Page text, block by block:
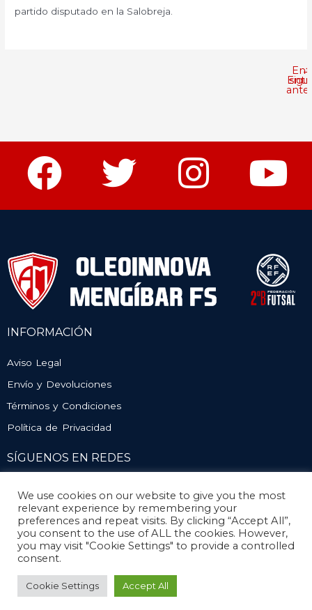
partido disputado en la Salobreja.
←
INFORMACIÓN
Aviso Legal
Envío y Devoluciones
Términos y Condiciones
Política de Privacidad
SÍGUENOS EN REDES
We use cookies on our website to give you the most
relevant experience by remembering your
preferences and repeat visits. By clicking “Accept All”,
you consent to the use of ALL the cookies. However,
you may visit "Cookie Settings" to provide a controlled
consent.
Cookie Settings Accept All